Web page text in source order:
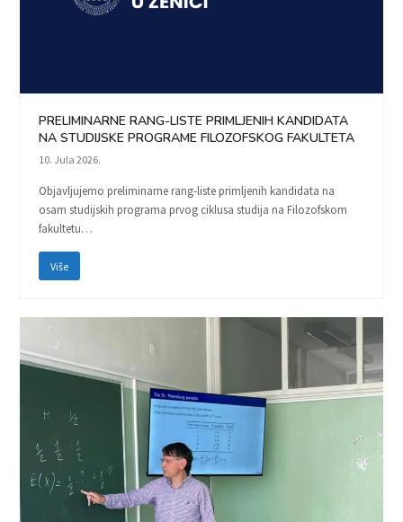
PRELIMINARNE RANG-LISTE PRIMLJENIH KANDIDATA
NA STUDIJSKE PROGRAME FILOZOFSKOG FAKULTETA
10. Jula 2026.
Objavljujemo preliminarne rang-liste primljenih kandidata na
osam studijskih programa prvog ciklusa studija na Filozofskom
fakultetu…
Više